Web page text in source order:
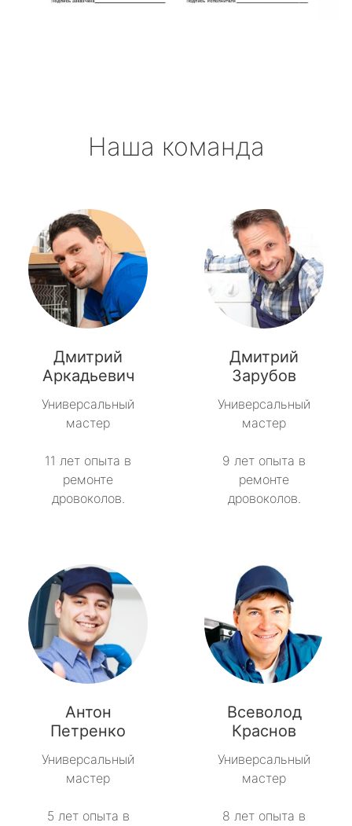
Наша команда
Дмитрий
Аркадьевич
Универсальный
мастер
11 лет опыта в
ремонте
дровоколов.
Дмитрий
Зарубов
Универсальный
мастер
9 лет опыта в
ремонте
дровоколов.
Антон
Петренко
Универсальный
мастер
5 лет опыта в
Всеволод
Краснов
Универсальный
мастер
8 лет опыта в